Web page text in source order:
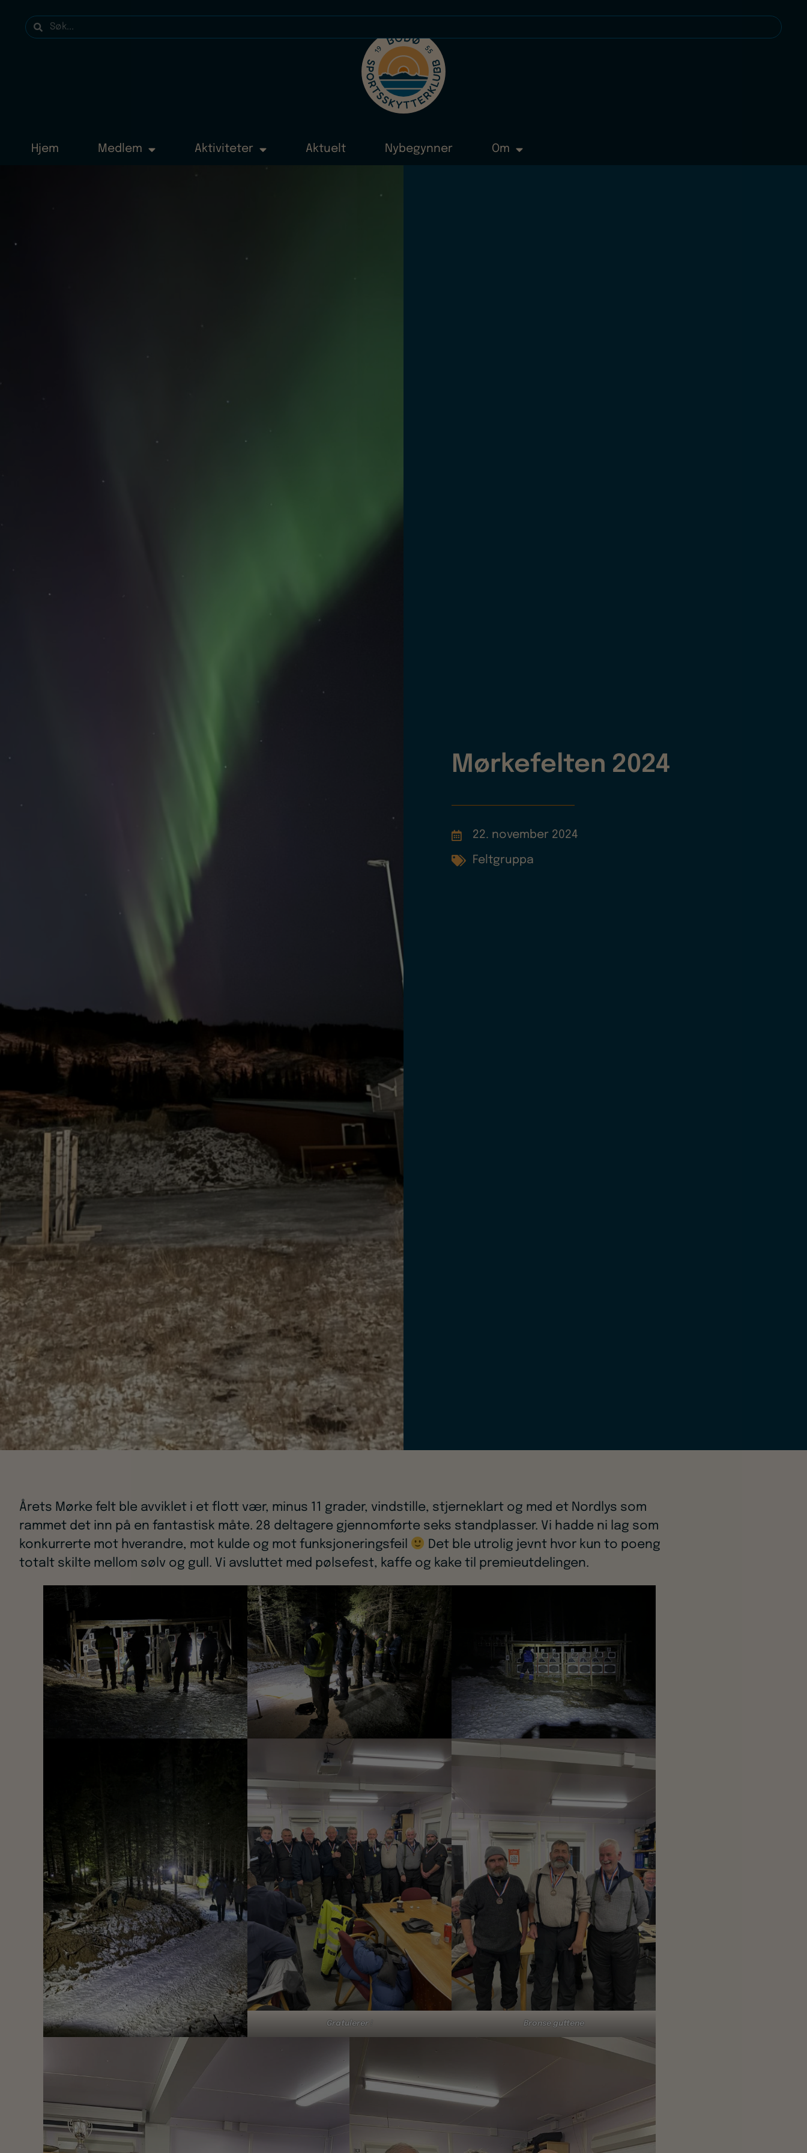
Hjem Medlem Aktiviteter Aktuelt Nybegynner Om
Mørkefelten 2024
22. november 2024
Feltgruppa
Årets Mørke felt ble avviklet i et flott vær, minus 11 grader, vindstille, stjerneklart og med et Nordlys som
rammet det inn på en fantastisk måte. 28 deltagere gjennomførte seks standplasser. Vi hadde ni lag som
konkurrerte mot hverandre, mot kulde og mot funksjoneringsfeil
Det ble utrolig jevnt hvor kun to poeng
totalt skilte mellom sølv og gull. Vi avsluttet med pølsefest, kaffe og kake til premieutdelingen.
Gratulerer! Bronse guttene